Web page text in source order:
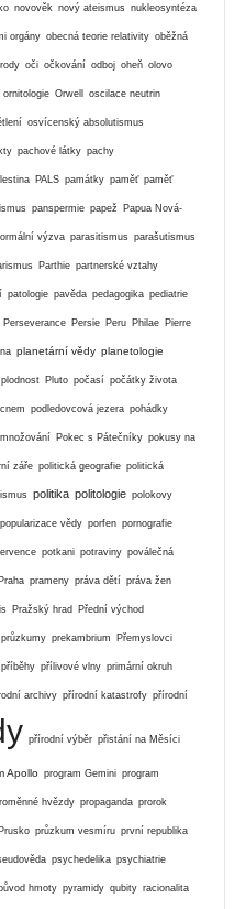
novověk nový ateismus nukleosyntéza
orgány obecná teorie relativity oběžná
oči očkování odboj oheň olovo
ornitologie Orwell oscilace neutrin
osvícenský absolutismus
pachové látky pachy
PALS památky paměť paměť
panspermie papež Papua Nová-
výzva parasitismus parašutismus
Parthie partnerské vztahy
patologie pavěda pedagogika pediatrie
Perseverance Persie Peru Philae Pierre
planetární vědy planetologie
plodnost Pluto počasí počátky života
podledovcová jezera pohádky
Pokec s Pátečníky pokusy na
záře politická geografie politická
politika politologie polokovy
popularizace vědy porfen pornografie
potkani potraviny poválečná
Praha prameny práva dětí práva žen
Pražský hrad Přední východ
prekambrium Přemyslovci
příběhy přílivové vlny primární okruh
archivy přírodní katastrofy přírodní
přírodní výběr přistání na Měsíci
Apollo program Gemini program
hvězdy propaganda prorok
Prusko průzkum vesmíru první republika
psychedelika psychiatrie
hmoty pyramidy qubity racionalita